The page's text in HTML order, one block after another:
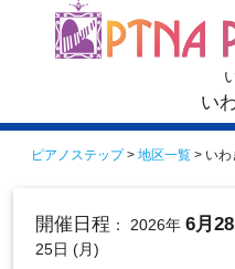
い
ピアノステップ> 地区一覧 > いわ
開催日程 ： 2026年 6月28
25日 (月)